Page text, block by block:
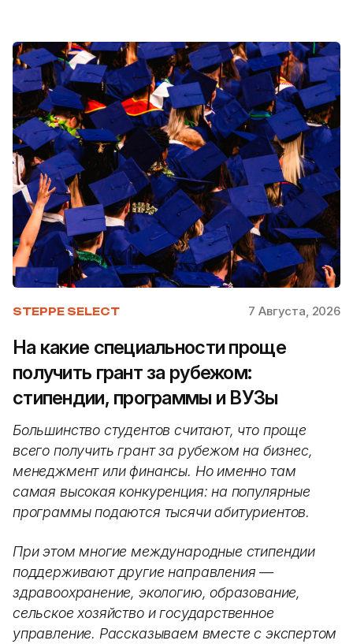
STEPPE SELECT 7 Августа, 2026
На какие специальности проще
получить грант за рубежом:
стипендии, программы и ВУЗы
Большинство студентов считают, что проще
всего получить грант за рубежом на бизнес,
менеджмент или финансы. Но именно там
самая высокая конкуренция: на популярные
программы подаются тысячи абитуриентов.
При этом многие международные стипендии
поддерживают другие направления —
здравоохранение, экологию, образование,
сельское хозяйство и государственное
управление. Рассказываем вместе с экспертом